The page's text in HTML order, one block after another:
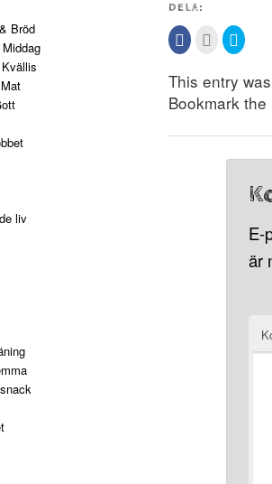
DELA:
Klicka
för
på
Facebook
(Öppnas
i
nytt
Klicka
för
detta
till
en
vän
i
nytt
Klicka
för
på
i
nytt
This entry
Bookmark the
E-
är
Bröd
liv